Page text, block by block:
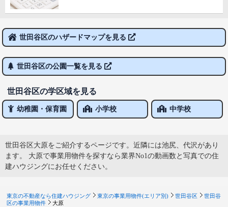
世田谷区のハザードマップを見る
世田谷区の公園一覧を見る
世田谷区の学区域を見る
幼稚園・保育園 小学校 中学校
世田谷区大原をご紹介するページです。近隣には池尻、代沢があり
ます。 大原で事業用物件を探すなら業界No1の動画数と写真での住
建ハウジングにお任せください。
東京の不動産なら住建ハウジング 東京の事業用物件(エリア別) 世田谷区
世田谷
区の事業用物件
大原